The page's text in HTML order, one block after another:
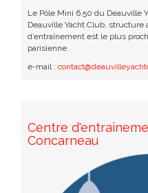
Le Pôle Mini 6.50 du Deauville
Deauville Yacht Club, structure
d’entraînement est le plus
parisienne.
e-mail :
Centre
Concarneau